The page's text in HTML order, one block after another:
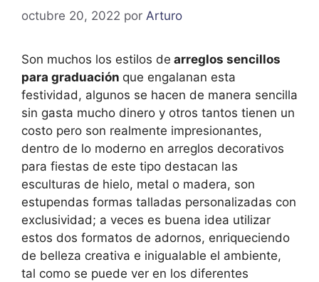
octubre 20, 2022 por Arturo
Son muchos los estilos de arreglos sencillos
para graduación que engalanan esta
festividad, algunos se hacen de manera sencilla
sin gasta mucho dinero y otros tantos tienen un
costo pero son realmente impresionantes,
dentro de lo moderno en arreglos decorativos
para fiestas de este tipo destacan las
esculturas de hielo, metal o madera, son
estupendas formas talladas personalizadas con
exclusividad; a veces es buena idea utilizar
estos dos formatos de adornos, enriqueciendo
de belleza creativa e inigualable el ambiente,
tal como se puede ver en los diferentes